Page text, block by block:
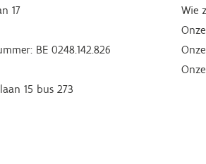
17
BE 0248.142.826
15 bus 273
Wie